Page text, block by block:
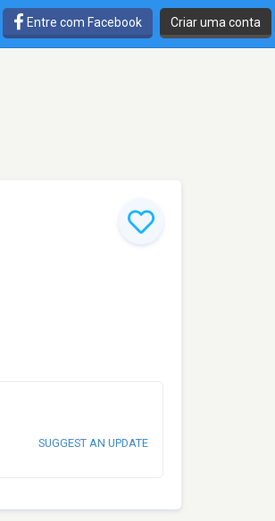
Entre com Facebook Criar uma conta
SUGGEST AN UPDATE